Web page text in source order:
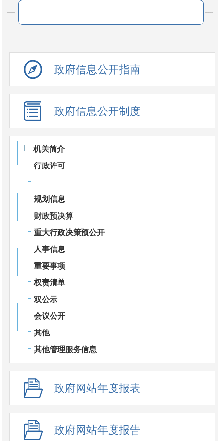
政府信息公开指南
政府信息公开制度
机关简介
行政许可
规划信息
财政预决算
重大行政决策预公开
人事信息
重要事项
权责清单
双公示
会议公开
其他
其他管理服务信息
政府网站年度报表
政府网站年度报告